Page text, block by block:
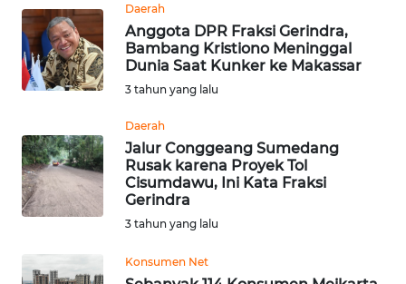
Daerah
Anggota DPR Fraksi Gerindra,
Bambang Kristiono Meninggal
Dunia Saat Kunker ke Makassar
3 tahun yang lalu
Daerah
Jalur Conggeang Sumedang
Rusak karena Proyek Tol
Cisumdawu, Ini Kata Fraksi
Gerindra
3 tahun yang lalu
Konsumen Net
PAPUA
WN
PAPUA
WN
RIAU
WN